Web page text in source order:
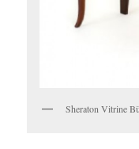
Sheraton Vitrine